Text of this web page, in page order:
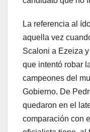
La referencia al
aquella vez
Scaloni a Ezeiza
que intentó robar
campeones del
Gobierno. De
quedaron en el
comparación con